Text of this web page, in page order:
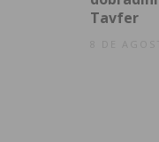
Tavfer
8 DE